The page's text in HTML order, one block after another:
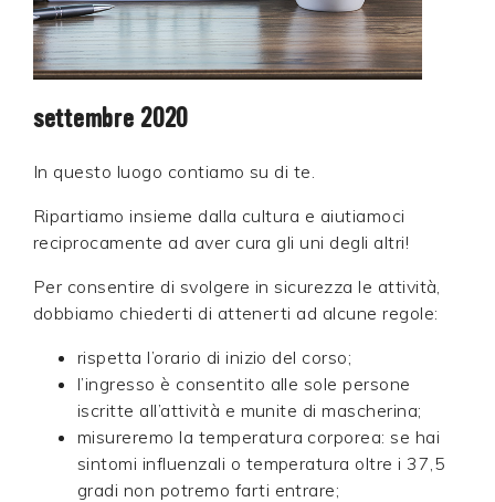
settembre 2020
In questo luogo contiamo su di te.
Ripartiamo insieme dalla cultura e aiutiamoci
reciprocamente ad aver cura gli uni degli altri!
Per consentire di svolgere in sicurezza le attività,
dobbiamo chiederti di attenerti ad alcune regole:
rispetta l’orario di inizio del corso;
l’ingresso è consentito alle sole persone
iscritte all’attività e munite di mascherina;
misureremo la temperatura corporea: se hai
sintomi influenzali o temperatura oltre i 37,5
gradi non potremo farti entrare;